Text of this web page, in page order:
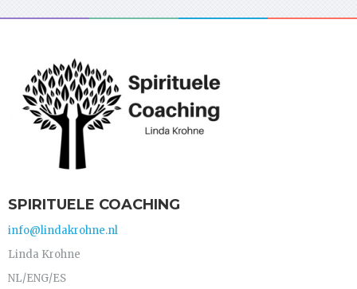
SPIRITUELE COACHING
info@lindakrohne.nl
Linda Krohne
NL/ENG/ES